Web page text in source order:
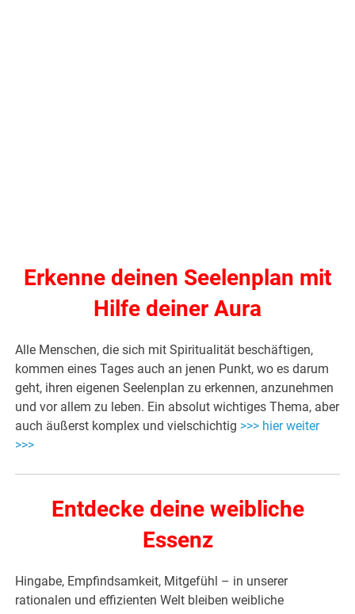
Erkenne deinen Seelenplan mit
Hilfe deiner Aura
Alle Menschen, die sich mit Spiritualität beschäftigen,
kommen eines Tages auch an jenen Punkt, wo es darum
geht, ihren eigenen Seelenplan zu erkennen, anzunehmen
und vor allem zu leben. Ein absolut wichtiges Thema, aber
auch äußerst komplex und vielschichtig >>> hier weiter
>>>
Entdecke deine weibliche
Essenz
Hingabe, Empfindsamkeit, Mitgefühl – in unserer
rationalen und effizienten Welt bleiben weibliche